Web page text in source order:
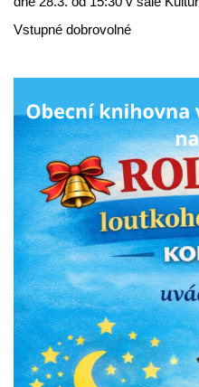
Vstupné dobrovolné